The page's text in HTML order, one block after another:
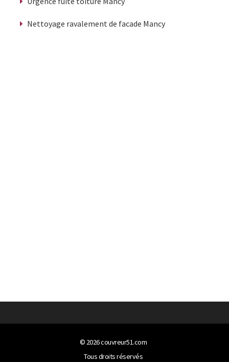
Nettoyage ravalement de facade Mancy
© 2026couvreur51.com
Tous droits réservés